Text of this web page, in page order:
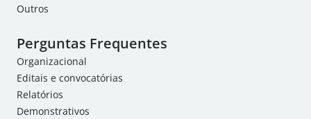
Outros
Perguntas Frequentes
Organizacional
Editais e convocatórias
Relatórios
Demonstrativos